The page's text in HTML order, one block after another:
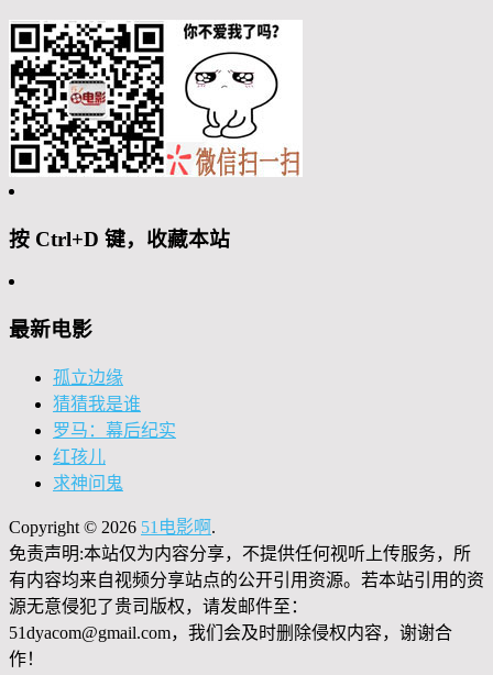
按 Ctrl+D 键，收藏本站
最新电影
孤立边缘
猜猜我是谁
罗马：幕后纪实
红孩儿
求神问鬼
Copyright © 2026 51电影啊 .
免责声明:本站仅为内容分享，不提供任何视听上传服务，所
有内容均来自视频分享站点的公开引用资源。若本站引用的资
源无意侵犯了贵司版权，请发邮件至：
51dyacom@gmail.com，我们会及时删除侵权内容，谢谢合
作！